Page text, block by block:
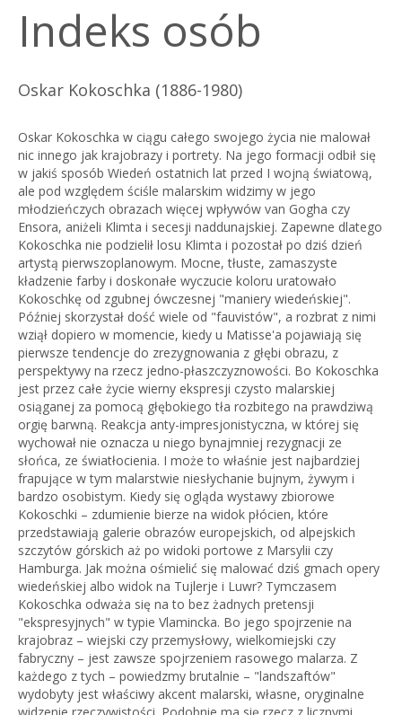
Indeks osób
Oskar Kokoschka (1886-1980)
Oskar Kokoschka w ciągu całego swojego życia nie malował
nic innego jak krajobrazy i portrety. Na jego formacji odbił się
w jakiś sposób Wiedeń ostatnich lat przed I wojną światową,
ale pod względem ściśle malarskim widzimy w jego
młodzieńczych obrazach więcej wpływów van Gogha czy
Ensora, aniżeli Klimta i secesji naddunajskiej. Zapewne dlatego
Kokoschka nie podzielił losu Klimta i pozostał po dziś dzień
artystą pierwszoplanowym. Mocne, tłuste, zamaszyste
kładzenie farby i doskonałe wyczucie koloru uratowało
Kokoschkę od zgubnej ówczesnej "maniery wiedeńskiej".
Później skorzystał dość wiele od "fauvistów", a rozbrat z nimi
wziął dopiero w momencie, kiedy u Matisse'a pojawiają się
pierwsze tendencje do zrezygnowania z głębi obrazu, z
perspektywy na rzecz jedno-płaszczyznowości. Bo Kokoschka
jest przez całe życie wierny ekspresji czysto malarskiej
osiąganej za pomocą głębokiego tła rozbitego na prawdziwą
orgię barwną. Reakcja anty-impresjonistyczna, w której się
wychował nie oznacza u niego bynajmniej rezygnacji ze
słońca, ze światłocienia. I może to właśnie jest najbardziej
frapujące w tym malarstwie niesłychanie bujnym, żywym i
bardzo osobistym. Kiedy się ogląda wystawy zbiorowe
Kokoschki – zdumienie bierze na widok płócien, które
przedstawiają galerie obrazów europejskich, od alpejskich
szczytów górskich aż po widoki portowe z Marsylii czy
Hamburga. Jak można ośmielić się malować dziś gmach opery
wiedeńskiej albo widok na Tujlerje i Luwr? Tymczasem
Kokoschka odważa się na to bez żadnych pretensji
"ekspresyjnych" w typie Vlamincka. Bo jego spojrzenie na
krajobraz – wiejski czy przemysłowy, wielkomiejski czy
fabryczny – jest zawsze spojrzeniem rasowego malarza. Z
każdego z tych – powiedzmy brutalnie – "landszaftów"
wydobyty jest właściwy akcent malarski, własne, oryginalne